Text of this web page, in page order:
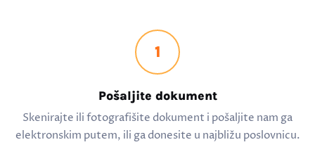
1
Pošaljite dokument
Skenirajte ili fotografišite dokument i pošaljite nam ga
elektronskim putem, ili ga donesite u najbližu poslovnicu.